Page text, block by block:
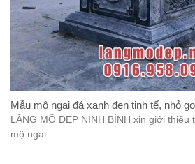
Mẫu mộ ngai đá xanh đen tinh tế, nhỏ
LĂNG MỘ ĐẸP NINH BÌNH xin giới thiệu
mộ ngai ...